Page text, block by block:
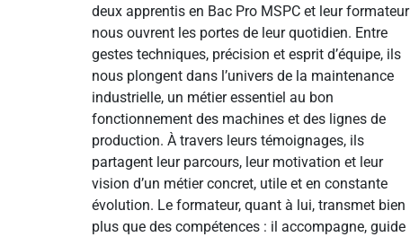
deux apprentis en Bac Pro MSPC et leur formateur
nous ouvrent les portes de leur quotidien. Entre
gestes techniques, précision et esprit d’équipe, ils
nous plongent dans l’univers de la maintenance
industrielle, un métier essentiel au bon
fonctionnement des machines et des lignes de
production. À travers leurs témoignages, ils
partagent leur parcours, leur motivation et leur
vision d’un métier concret, utile et en constante
évolution. Le formateur, quant à lui, transmet bien
plus que des compétences : il accompagne, guide